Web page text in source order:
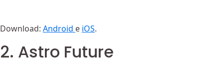
Download: Android e iOS.
2. Astro Future